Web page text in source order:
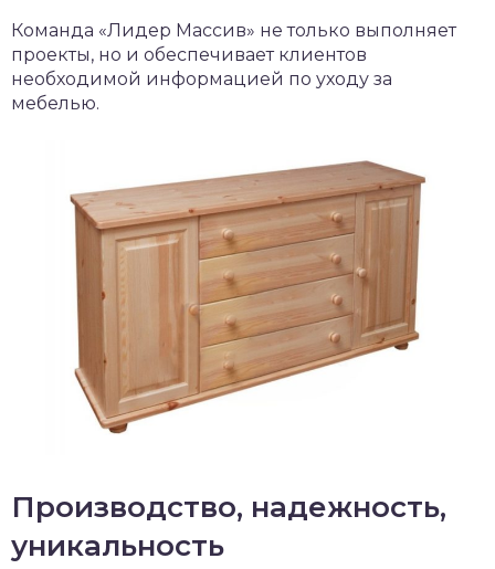
Команда «Лидер Массив» не только выполняет
проекты, но и обеспечивает клиентов
необходимой информацией по уходу за
мебелью.
Производство, надежность,
уникальность